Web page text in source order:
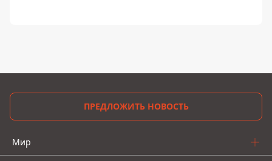
ПРЕДЛОЖИТЬ НОВОСТЬ
Мир